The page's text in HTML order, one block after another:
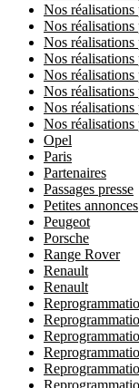
Nos réalisations
Nos réalisations
Nos réalisations
Nos réalisations
Nos
Nos réalisations
Nos
Nos
Opel
Paris
Partenaires
Passages presse
Petites annonces
Peugeot
Porsche
Range Rover
Renault
Renault